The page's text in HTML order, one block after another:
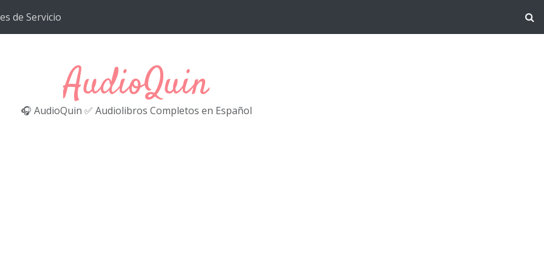
de Servicio
AudioQuin
🎧 AudioQuin ✅ Audiolibros Completos en Español